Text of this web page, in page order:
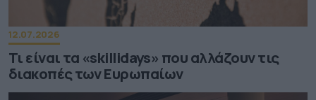
12.07.2026
Τι είναι τα «skillidays» που αλλάζουν τις
διακοπές των Ευρωπαίων